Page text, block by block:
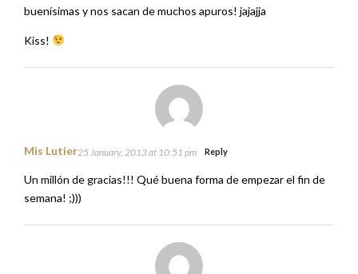
buenísimas y nos sacan de muchos apuros! jajajja
Kiss!
Mis Lutier25 January, 2013 at 10:51 pm Reply
Un millón de gracias!!! Qué buena forma de empezar el fin de
semana! ;)))